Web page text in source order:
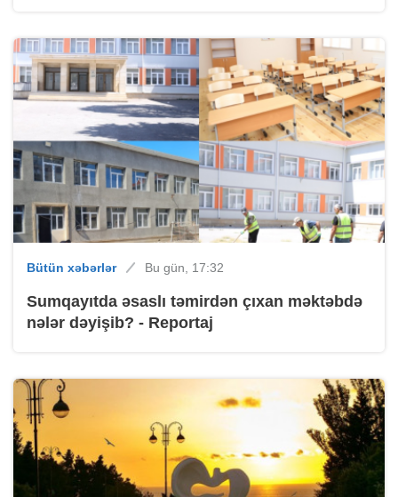
Bütün xəbərlər Bu gün, 17:32
Sumqayıtda əsaslı təmirdən çıxan məktəbdə
nələr dəyişib? - Reportaj